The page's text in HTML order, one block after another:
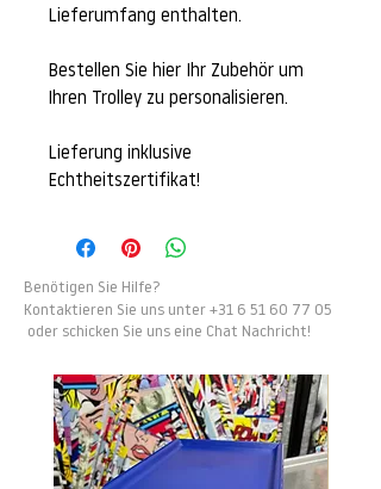
Lieferumfang enthalten.
Bestellen Sie hier Ihr Zubehör um
Ihren Trolley zu personalisieren.
Lieferung inklusive
Echtheitszertifikat!
Benötigen Sie Hilfe?
Kontaktieren Sie uns unter +31 6 51 60 77 05
oder schicken Sie uns eine Chat Nachricht!